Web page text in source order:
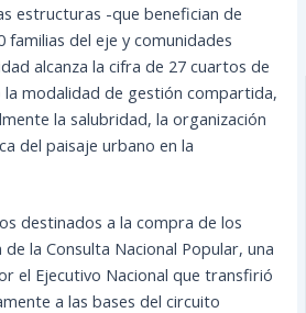
estructuras -que benefician de
familias del eje y comunidades
alcanza la cifra de 27 cuartos de
modalidad de gestión compartida,
la salubridad, la organización
del paisaje urbano en la
destinados a la compra de los
la Consulta Nacional Popular, una
el Ejecutivo Nacional que transfirió
a las bases del circuito